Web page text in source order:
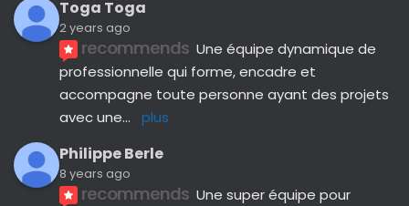
Toga Toga
2 years ago
recommends Une équipe dynamique de
professionnelle qui forme, encadre et
accompagne toute personne ayant des projets
avec une... plus
Philippe Berle
8 years ago
recommends Une super équipe pour